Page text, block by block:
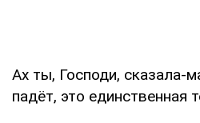
Ах ты, Господи, сказала-
падёт, это единственная